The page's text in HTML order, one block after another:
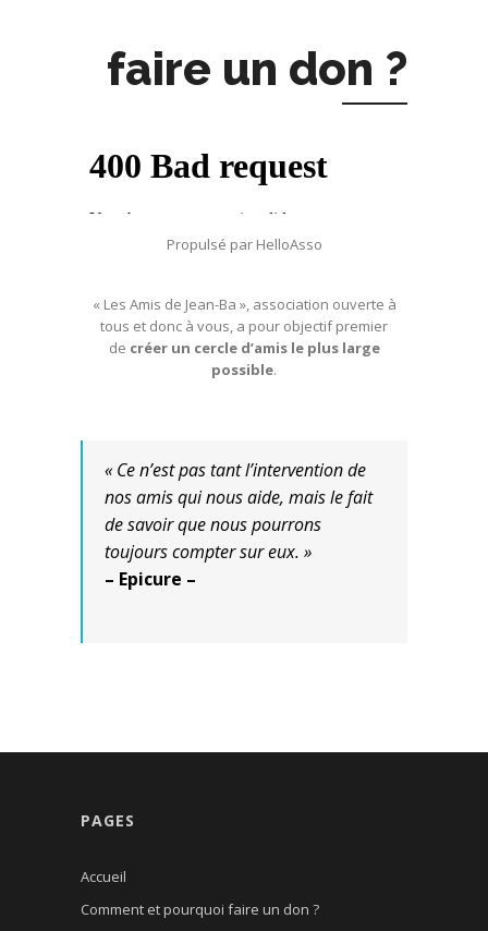
faire un don ?
Propulsé par HelloAsso
« Les Amis de Jean-Ba », association ouverte à
tous et donc à vous, a pour objectif premier
de créer un cercle d’amis le plus large
possible.
« Ce n’est pas tant l’intervention de
nos amis qui nous aide, mais le fait
de savoir que nous pourrons
toujours compter sur eux. »
– Epicure –
PAGES
Accueil
Comment et pourquoi faire un don ?